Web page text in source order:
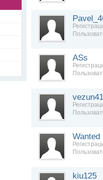
ASs
Wanted
kiu125